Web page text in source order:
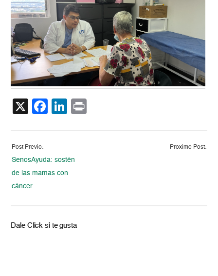
X Facebook
LinkedIn
Post Previo:
SenosAyuda: sostén
de las mamas con
cáncer
Proximo Post:
Dale Click si te gusta